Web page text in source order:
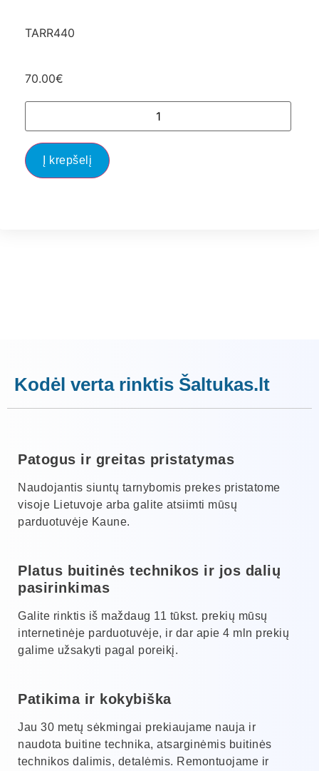
TARR440
70.00€
Į krepšelį
Kodėl verta rinktis Šaltukas.lt
Patogus ir greitas pristatymas
Naudojantis siuntų tarnybomis prekes pristatome
visoje Lietuvoje arba galite atsiimti mūsų
parduotuvėje Kaune.
Platus buitinės technikos ir jos dalių
pasirinkimas
Galite rinktis iš maždaug 11 tūkst. prekių mūsų
internetinėje parduotuvėje, ir dar apie 4 mln prekių
galime užsakyti pagal poreikį.
Patikima ir kokybiška
Jau 30 metų sėkmingai prekiaujame nauja ir
naudota buitine technika, atsarginėmis buitinės
technikos dalimis, detalėmis. Remontuojame ir